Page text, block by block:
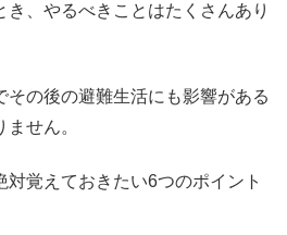
き、やるべきことはたくさんあり
その後の避難生活にも影響がある
せん。
覚えておきたい6つのポイント